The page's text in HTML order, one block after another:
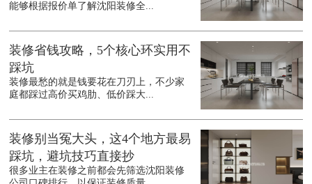
能够根据报价单了解沈阳装修全...
装修省钱攻略，5个核心环实用不
踩坑
装修最愁的就是钱要花在刀刃上，不少家
庭都踩过高价买鸡肋、低价踩大...
装修别当冤大头，这4个地方最易
踩坑，避坑技巧直接抄
很多业主在装修之前都会先筛选沈阳装修